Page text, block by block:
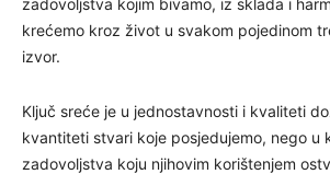
zadovoljstva kojim bivamo, iz sklada i
krećemo kroz život u svakom pojedinom
izvor.
Ključ sreće je u jednostavnosti i kvaliteti
kvantiteti stvari koje posjedujemo, nego u
zadovoljstva koju njihovim korištenjem